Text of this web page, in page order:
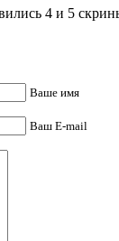
4 и 5
Ваше имя
Ваш E-mail